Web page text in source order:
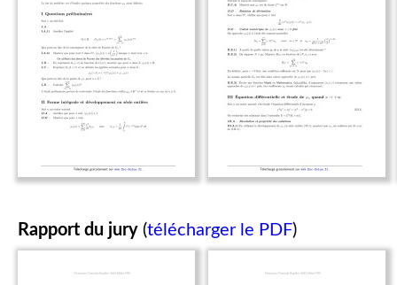
Rapport du jury (télécharger le PDF)